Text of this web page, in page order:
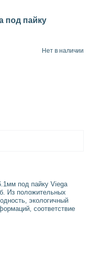
под пайку
Нет в наличии
под пайку Viega
Из положительных
экологичный
соответствие